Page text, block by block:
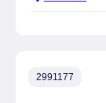
2991177